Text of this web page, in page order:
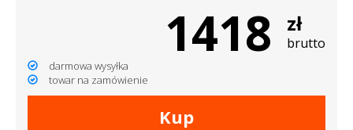
1418 zł
brutto
darmowa wysyłka
towar na zamówienie
Kup